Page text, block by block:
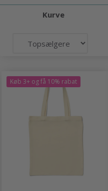
Kurve
Køb 3+ og få 10% rabat